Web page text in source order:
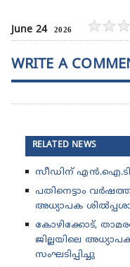
June 24 2026 ★★★
WRITE A
RELATED NEWS
സീഡിന്
പതിനെട്ടാം
അധ്യാപക
കോഴിക്കോട്,
ജില്ലയിലെ
സംഘടിപ്പിച്ചു